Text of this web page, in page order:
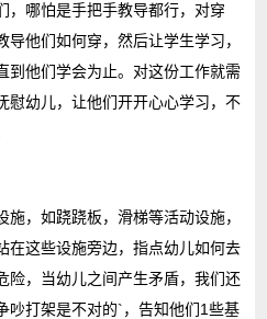
，哪怕是手把手教导都行，对穿
他们如何穿，然后让学生学习，
到他们学会为止。对这份工作就需
慰幼儿，让他们开开心心学习，不
，如跷跷板，滑梯等活动设施，
在这些设施旁边，指点幼儿如何去
险，当幼儿之间产生矛盾，我们还
吵打架是不对的`，告知他们1些基